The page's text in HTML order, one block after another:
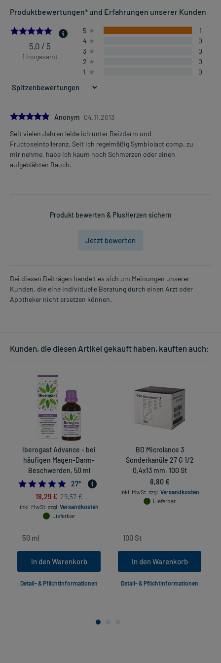
Produktbewertungen* und Erfahrungen unserer Kunden
5.0
5,0 / 5
1 insgesamt
5
1
4
0
3
0
2
0
1
0
5.0Anonym 04.11.2013
Seit vielen Jahren leide ich unter Reizdarm und
Fructoseintolleranz. Seit ich regelmäßig Symbiolact comp. zu
mir nehme, habe ich kaum noch Schmerzen oder einen
aufgeblähten Bauch.
Produkt bewerten & PlusHerzen sichern
Jetzt bewerten
Bei diesen Beiträgen handelt es sich um Meinungen unserer
Kunden, die eine individuelle Beratung durch einen Arzt oder
Apotheker nicht ersetzen können.
Kunden, die diesen Artikel gekauft haben, kauften auch:
Iberogast Advance - bei
häufigen Magen-Darm-
Beschwerden, 50 ml
5.0
27*
18,29 € 29,57 €
inkl. MwSt. zzgl. Versandkosten
Lieferbar
In den Warenkorb
Detail- & Pflichtinformationen
BD Microlance 3
Sonderkanüle 27 G 1/2
0,4x13 mm, 100 St
8,80 €
inkl. MwSt. zzgl. Versandkosten
Lieferbar
In den Warenkorb
Detail- & Pflichtinformationen